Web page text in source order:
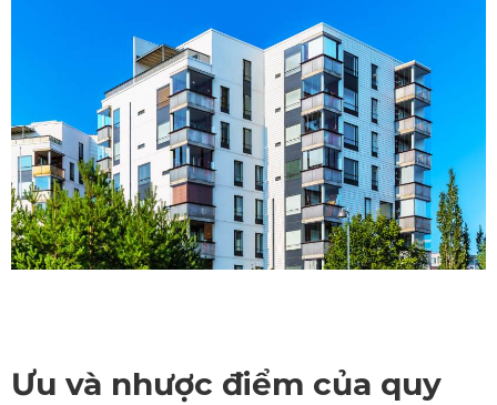
Ưu và nhược điểm của quy